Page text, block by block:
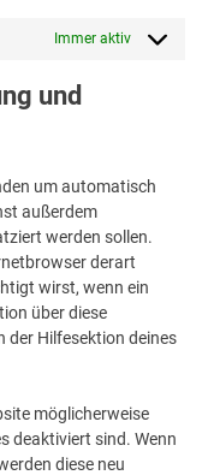
Immer aktiv
und
um automatisch
außerdem
werden sollen.
derart
wirst, wenn ein
über diese
der Hilfesektion deines
möglicherweise
deaktiviert sind. Wenn
diese neu